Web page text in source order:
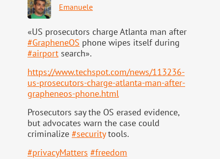
Emanuele
«US prosecutors charge Atlanta man after
#GrapheneOS phone wipes itself during
#airport search».
https://www.techspot.com/news/113236-
us-prosecutors-charge-atlanta-man-after-
grapheneos-phone.html
Prosecutors say the OS erased evidence,
but advocates warn the case could
criminalize #securitytools.
#privacyMatters #freedom